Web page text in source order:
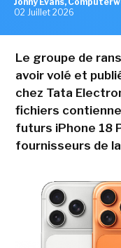
02 Juillet 2026
Le groupe de
avoir volé et
chez Tata
fichiers
futurs iPhone 18
fournisseurs de